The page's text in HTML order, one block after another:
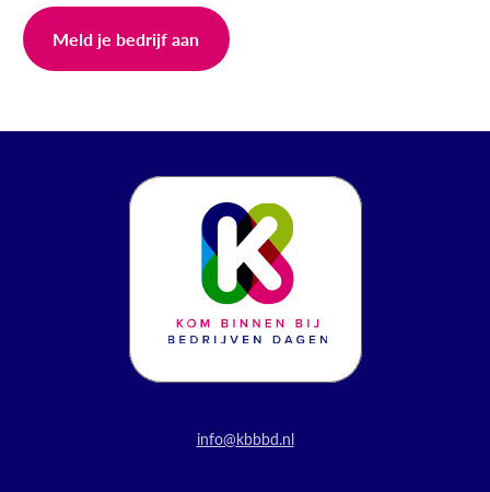
Meld je bedrijf aan
info@kbbbd.nl